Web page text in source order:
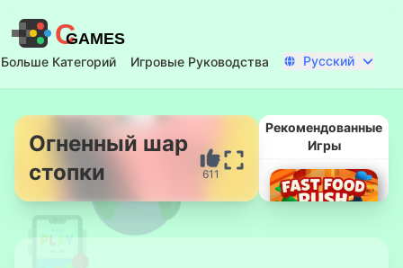
CGAMES
Больше Категорий Игровые Руководства Русский
Огненный шар
стопки
611
Рекомендованные
Игры